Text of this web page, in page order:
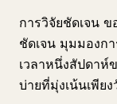
การวิจัยชัดเจน ข
ชัดเจน มุมมองก
เวลาหนึ่งสัปดาห์
บ่ายที่มุ่งเน้นเพียง